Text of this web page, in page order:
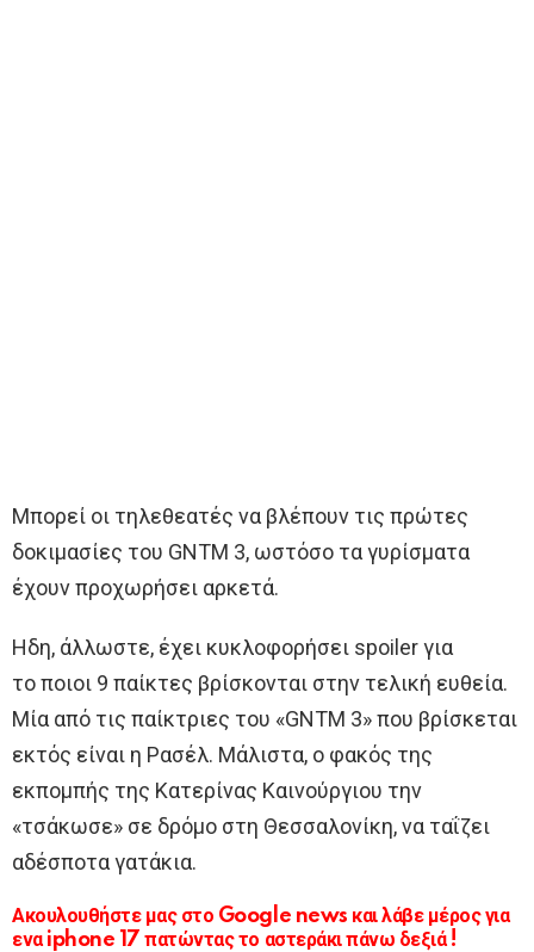
Μπορεί οι τηλεθεατές να βλέπουν τις πρώτες
δοκιμασίες του GNTM 3, ωστόσο τα γυρίσματα
έχουν προχωρήσει αρκετά.
Ηδη, άλλωστε, έχει κυκλοφορήσει spoiler για
το ποιοι 9 παίκτες βρίσκονται στην τελική ευθεία.
Μία από τις παίκτριες του «GNTM 3» που βρίσκεται
εκτός είναι η Ρασέλ. Μάλιστα, ο φακός της
εκπομπής της Κατερίνας Καινούργιου την
«τσάκωσε» σε δρόμο στη Θεσσαλονίκη, να ταΐζει
αδέσποτα γατάκια.
Ακουλουθήστε μας στο Google news και λάβε μέρος για
ενα iphone 17 πατώντας το αστεράκι πάνω δεξιά !